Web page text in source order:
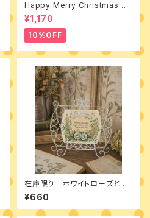
Happy Merry Christmas 素
材付きキット
¥1,170
10%OFF
在庫限り ホワイトローズとオ
リーブのwelcomeボード デザ
インパケット
¥660